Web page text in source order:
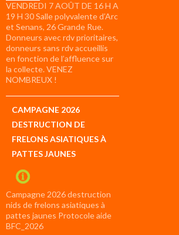
VENDREDI 7 AOÛT DE 16 H A
19 H 30 Salle polyvalente d’Arc
et Senans, 26 Grande Rue.
Donneurs avec rdv prioritaires,
donneurs sans rdv accueillis
en fonction de l’affluence sur
la collecte. VENEZ
NOMBREUX !
CAMPAGNE 2026
DESTRUCTION DE
FRELONS ASIATIQUES À
PATTES JAUNES
Campagne 2026 destruction
nids de frelons asiatiques à
pattes jaunes Protocole aide
BFC_2026